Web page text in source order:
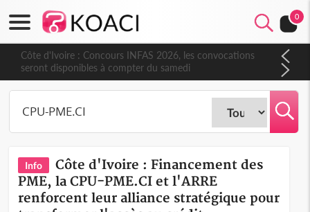
0
Côte d'Ivoire : Concours INFAS 2026, les convocations
seront disponibles à compter du samedi
Info
Côte d'Ivoire : Financement des
PME, la CPU-PME.CI et l'ARRE
renforcent leur alliance stratégique pour